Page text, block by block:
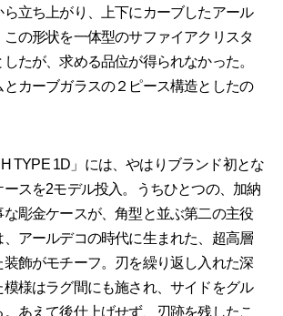
立ち上がり、上下にカーブしたアール
の形状を一体型のサファイアクリスタ
たが、求める品位が得られなかった。
カーブガラスの２ピース構造としたの
TYPE 1D」には、やはりブランド初とな
ースを2モデル投入。うちひとつの、加納
彫金ケースが、角型と並ぶ第二の主役
アールデコの時代に生まれた、超高層
装飾がモチーフ。刃を繰り返し入れた深
模様はラグ間にも施され、サイドをグル
。あえて後仕上げせず、刃跡を残したこ